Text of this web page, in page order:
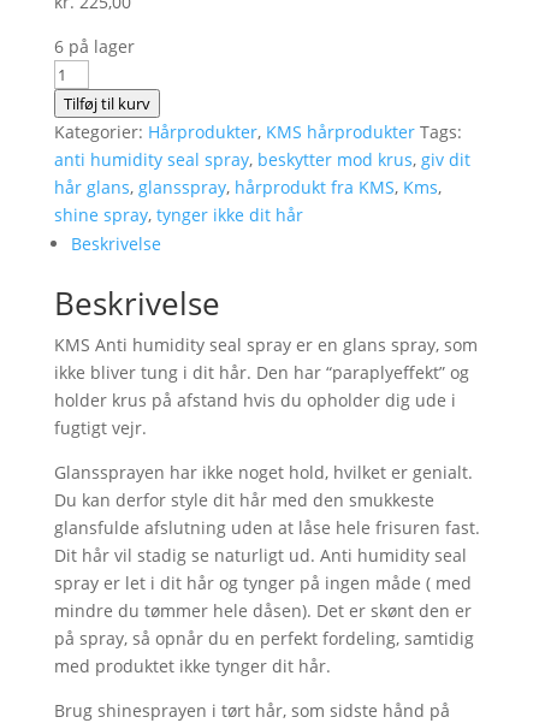
6 på lager
KMS
~
Anti
Humidity
seal
spray
antal
Tilføj til kurv
Kategorier: Hårprodukter, KMS hårprodukter Tags:
anti humidity seal spray, beskytter mod krus, giv dit
hår glans, glansspray, hårprodukt fra KMS, Kms,
shine spray, tynger ikke dit hår
Beskrivelse
Beskrivelse
KMS Anti humidity seal spray er en glans spray, som
ikke bliver tung i dit hår. Den har “paraplyeffekt” og
holder krus på afstand hvis du opholder dig ude i
fugtigt vejr.
Glanssprayen har ikke noget hold, hvilket er genialt.
Du kan derfor style dit hår med den smukkeste
glansfulde afslutning uden at låse hele frisuren fast.
Dit hår vil stadig se naturligt ud. Anti humidity seal
spray er let i dit hår og tynger på ingen måde ( med
mindre du tømmer hele dåsen). Det er skønt den er
på spray, så opnår du en perfekt fordeling, samtidig
med produktet ikke tynger dit hår.
Brug shinesprayen i tørt hår, som sidste hånd på